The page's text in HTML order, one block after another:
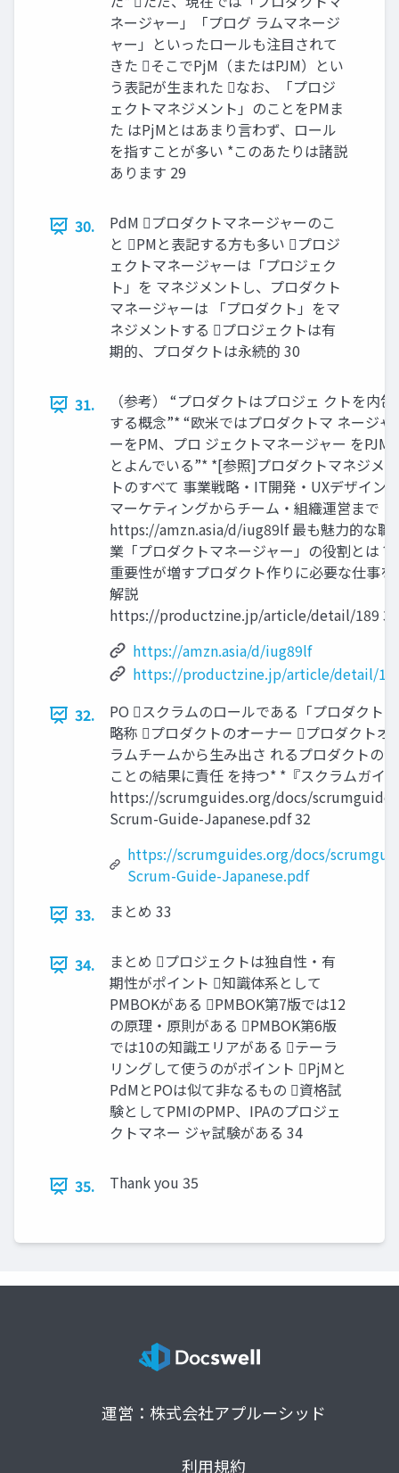
ネージャー」「プログ ラムマネージ
ャー」といったロールも注目されて
きた そこでPjM（またはPJM）とい
う表記が生まれた なお、「プロジ
ェクトマネジメント」のことをPMま
た はPjMとはあまり言わず、ロール
を指すことが多い *このあたりは諸説
あります 29
30.
PdM プロダクトマネージャーのこ
と PMと表記する方も多い プロジ
ェクトマネージャーは「プロジェク
ト」を マネジメントし、プロダクト
マネージャーは 「プロダクト」をマ
ネジメントする プロジェクトは有
期的、プロダクトは永続的 30
31.
（参考） “プロダクトはプロジェ クトを内包
する概念”* “欧米ではプロダクトマ ネージャ
ーをPM、プロ ジェクトマネージャー をPJM
とよんでいる”* *[参照]プロダクトマネジメン
トのすべて 事業戦略・IT開発・UXデザイン
マーケティングからチーム・組織運営まで
https://amzn.asia/d/iug89lf 最も魅力的な職
業「プロダクトマネージャー」の役割とは？
重要性が増すプロダクト作りに必要な仕事を
解説
https://productzine.jp/article/detail/189 31
https://amzn.asia/d/iug89lf
https://productzine.jp/article/detail/
32.
PO スクラムのロールである「プロダクト
略称 プロダクトのオーナー プロダクトオ
ラムチームから生み出さ れるプロダクトの
ことの結果に責任 を持つ* *『スクラムガイ
https://scrumguides.org/docs/
Scrum-Guide-Japanese.pdf 32
https://scrumguides.org/docs/
Scrum-Guide-Japanese.pdf
33.
まとめ 33
34.
まとめ プロジェクトは独自性・有
期性がポイント 知識体系として
PMBOKがある PMBOK第7版では12
の原理・原則がある PMBOK第6版
では10の知識エリアがある テーラ
リングして使うのがポイント PjMと
PdMとPOは似て非なるもの 資格試
験としてPMIのPMP、IPAのプロジェ
クトマネー ジャ試験がある 34
35. Thank you 35
運営：株式会社アプルーシッド
利用規約